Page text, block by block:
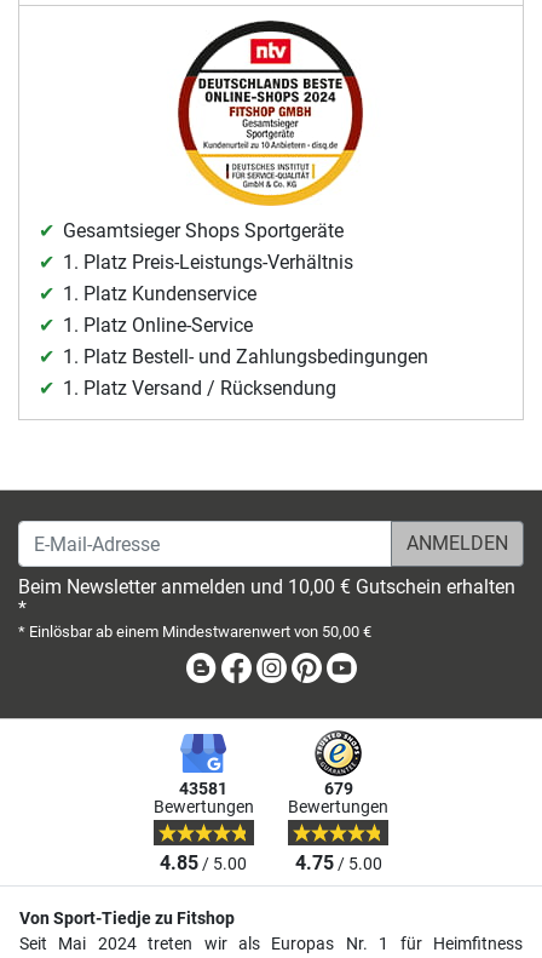
Gesamtsieger Shops Sportgeräte
1. Platz Preis-Leistungs-Verhältnis
1. Platz Kundenservice
1. Platz Online-Service
1. Platz Bestell- und Zahlungsbedingungen
1. Platz Versand / Rücksendung
E-Mail-Adresse
Beim Newsletter anmelden und 10,00 € Gutschein erhalten
*
* Einlösbar ab einem Mindestwarenwert von 50,00 €
BlogFacebook
Instagram
Pinterest
43581
Bewertungen
4.85/ 5.00
679
Bewertungen
4.75/ 5.00
Von Sport-Tiedje zu Fitshop
Seit Mai 2024 treten wir als Europas Nr. 1 für Heimfitness